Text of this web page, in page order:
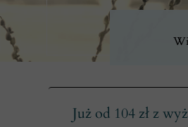
Już od 104 zł z